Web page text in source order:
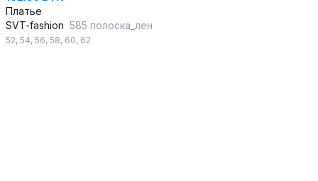
Платье
SVT-fashion 585 полоска_лен
52, 54, 56, 58, 60, 62